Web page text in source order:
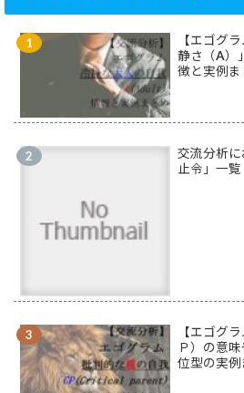
【エゴグ
静さ（A）
徴と実例ま
交流分析
止令」一覧
【エゴグ
Ｐ）の意
位型の実例